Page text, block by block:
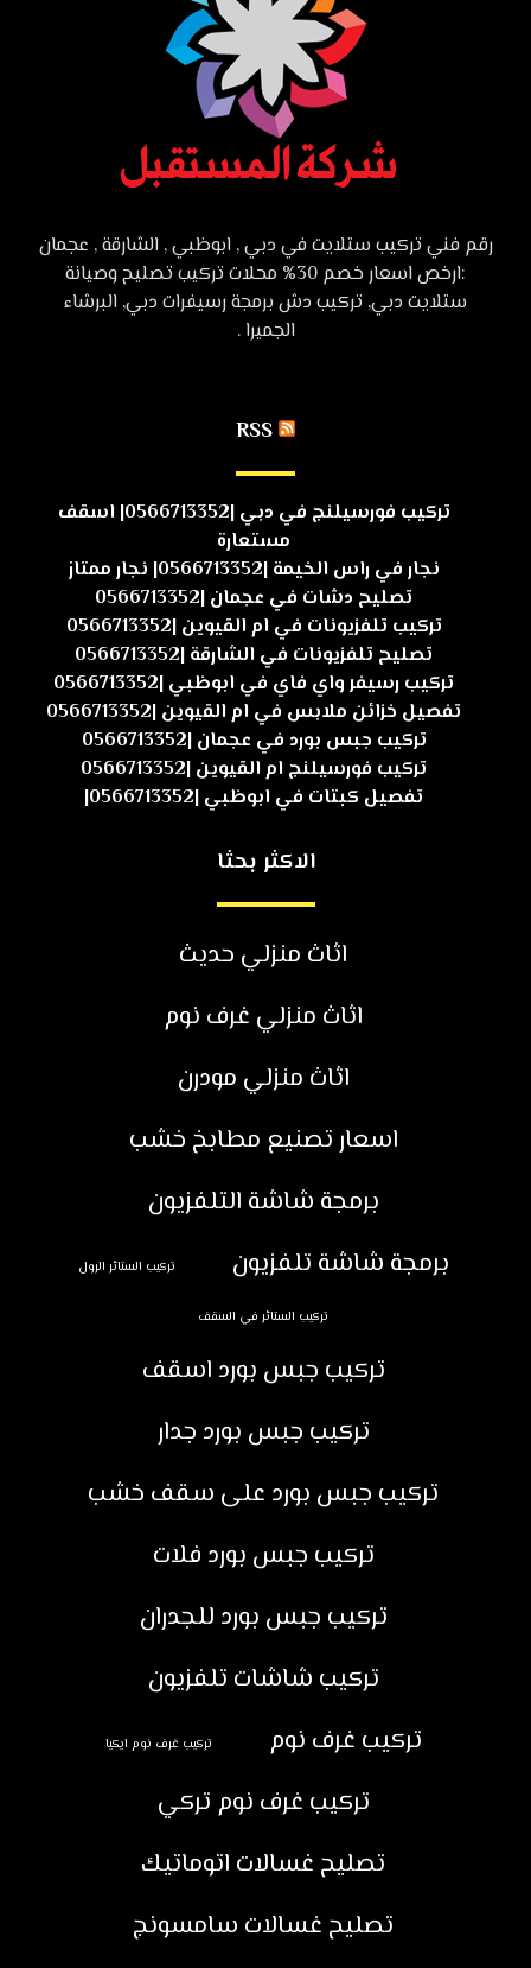
رقم فني تركيب ستلايت في دبي , ابوظبي , الشارقة , عجمان
:ارخص اسعار خصم 30% محلات تركيب تصليح وصيانة
ستلايت دبي, تركيب دش برمجة رسيفرات دبي, البرشاء
الجميرا .
RSS
تركيب فورسيلنج في دبي |0566713352| اسقف
مستعارة
نجار في راس الخيمة |0566713352| نجار ممتاز
تصليح دشات في عجمان |0566713352
تركيب تلفزيونات في ام القيوين |0566713352
تصليح تلفزيونات في الشارقة |0566713352
تركيب رسيفر واي فاي في ابوظبي |0566713352
تفصيل خزائن ملابس في ام القيوين |0566713352
تركيب جبس بورد في عجمان |0566713352
تركيب فورسيلنج ام القيوين |0566713352
تفصيل كبتات في ابوظبي |0566713352|
الاكثر بحثا
اثاث منزلي حديث
اثاث منزلي غرف نوم
اثاث منزلي مودرن
اسعار تصنيع مطابخ خشب
برمجة شاشة التلفزيون
برمجة شاشة تلفزيون
تركيب الستائر الرول
تركيب الستائر في السقف
تركيب جبس بورد اسقف
تركيب جبس بورد جدار
تركيب جبس بورد على سقف خشب
تركيب جبس بورد فلات
تركيب جبس بورد للجدران
تركيب شاشات تلفزيون
تركيب غرف نوم
تركيب غرف نوم ايكيا
تركيب غرف نوم تركي
تصليح غسالات اتوماتيك
تصليح غسالات سامسونج